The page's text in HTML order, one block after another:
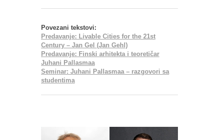
Povezani tekstovi:
Predavanje: Livable Cities for the 21st
Century – Jan Gel (Jan Gehl)
Predavanje: Finski arhitekta i teoretičar
Juhani Pallasmaa
Seminar: Juhani Pallasmaa – razgovori sa
studentima